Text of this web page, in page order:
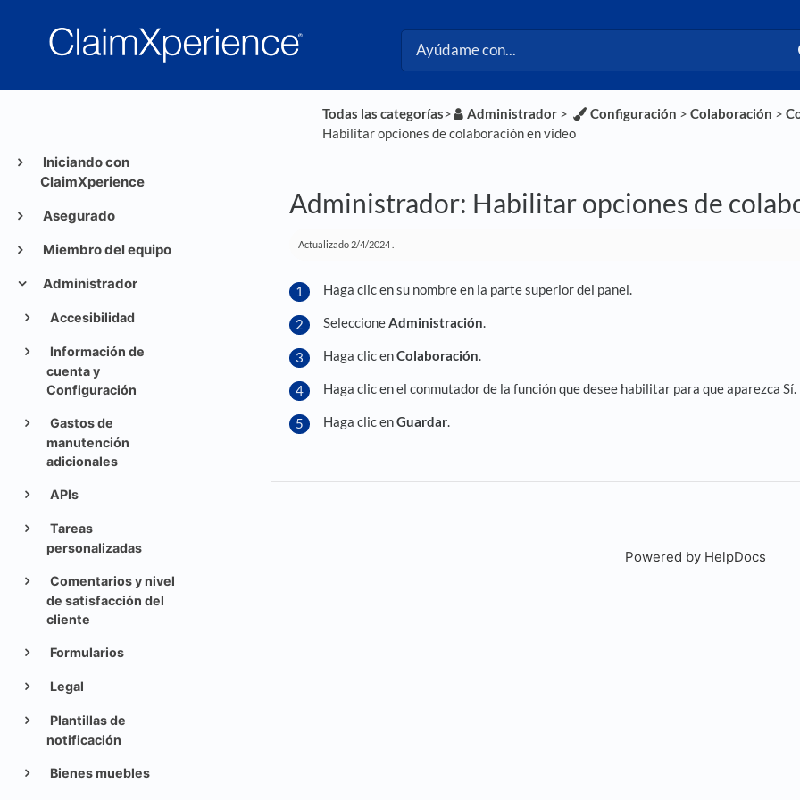
Iniciando con
ClaimXperience
Asegurado
Miembro del equipo
Administrador
Accesibilidad
Información de
cuenta y
Configuración
Gastos de
manutención
adicionales
APIs
Tareas
personalizadas
Comentarios y nivel
de satisfacción del
cliente
Formularios
Legal
Plantillas de
notificación
Bienes muebles
Todas las categorías​>​ ​Administrador ​ > ​ ​Configuración ​ > ​​Colaboración ​ > ​
Habilitar opciones de colaboración en video
Administrador: Habilitar opciones de
Actualizado 2/4/2024
Haga clic en su nombre en la parte superior del panel.
Seleccione Administración
Haga clic enColaboración
Haga clic en el conmutador de la función que desee habilitar para que aparezca Sí.
Haga clic enGuardar
Powered by HelpDocs